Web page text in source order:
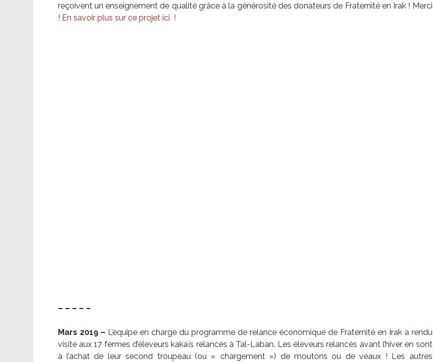
reçoivent un enseignement de qualité grâce à la générosité des donateurs de Fraternité en Irak ! Merci
! En savoir plus sur ce projet ici !
– – – – –
Mars 2019 – L’équipe en charge du programme de relance économique de Fraternité en Irak a rendu
visite aux 17 fermes d’éleveurs kakaïs relancés à Tal-Laban. Les éleveurs relancés avant l’hiver en sont
à l’achat de leur second troupeau (ou « chargement ») de moutons ou de veaux ! Les autres